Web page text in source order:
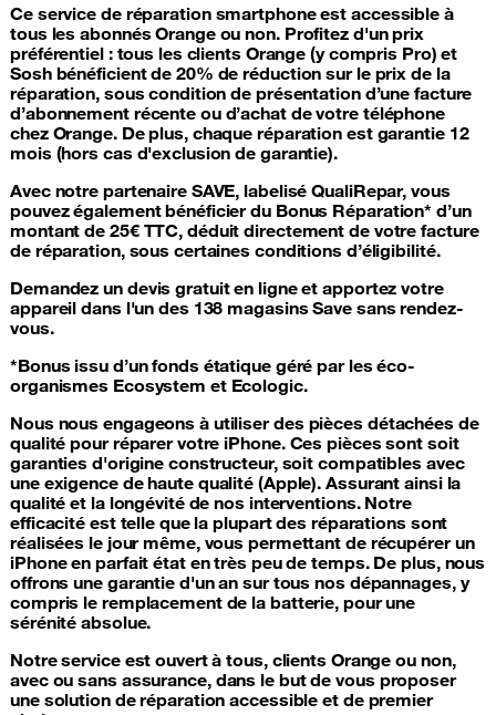
Ce service de réparation smartphoneest accessible à
tous les abonnés Orange ou non. Profitez d'un prix
préférentiel : tous les clients Orange (y compris Pro) et
Sosh bénéficient de 20% de réduction sur le prix de la
réparation, sous condition de présentation d’une facture
d’abonnement récente ou d’achat de votre téléphone
chez Orange. De plus, chaque réparation est garantie 12
mois (hors cas d'exclusion de garantie).
Avec notre partenaire SAVE, labelisé QualiRepar, vous
pouvez également bénéficier du Bonus Réparation* d’un
montant de 25€ TTC, déduit directement de votre facture
de réparation, sous certaines conditions d’éligibilité.
Demandez un devis gratuit en ligne et apportez votre
appareil dans l'un des 138 magasins Save sans rendez-
vous.
*Bonus issu d’un fonds étatique géré par les éco-
organismes Ecosystem et Ecologic.
Nous nous engageons à utiliserdes pièces détachées de
qualité pour réparer votre iPhone. Ces pièces sont soit
garanties d'origine constructeur, soit compatibles avec
une exigence de haute qualité (Apple). Assurant ainsi la
qualité et la longévité de nos interventions. Notre
efficacité est telle que la plupart des réparations sont
réalisées le jour même, vous permettant de récupérer un
iPhone en parfait état en très peu de temps. De plus, nous
offrons une garantie d'un an sur tous nos dépannages, y
compris le remplacement de la batterie, pour une
sérénité absolue.
Notre service est ouvert à tous, clients Orange ou non,
avec ou sans assurance, dans le but de vous proposer
une solution de réparation accessible et de premier